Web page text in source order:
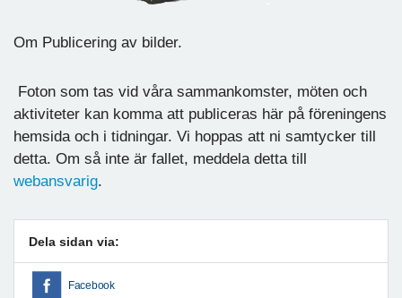
Om Publicering av bilder.
Foton som tas vid våra sammankomster, möten och
aktiviteter kan komma att publiceras här på föreningens
hemsida och i tidningar. Vi hoppas att ni samtycker till
detta. Om så inte är fallet, meddela detta till
webansvarig.
Dela sidan via:
Facebook